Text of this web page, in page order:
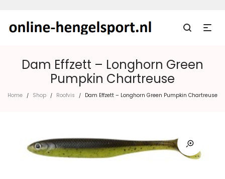
Dam Effzett – Longhorn Green
Pumpkin Chartreuse
Home / Shop / Roofvis / Dam Effzett – Longhorn Green Pumpkin Chartreuse